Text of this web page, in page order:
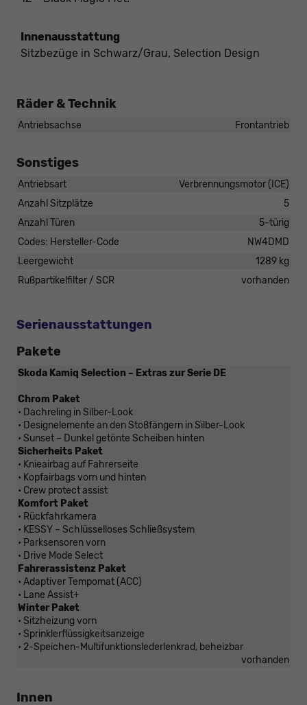
Innenausstattung
Sitzbezüge in Schwarz/Grau, Selection Design
Räder & Technik
Antriebsachse Frontantrieb
Sonstiges
Antriebsart
Verbrennungsmotor (ICE)
Anzahl Sitzplätze
5
Anzahl Türen
5-türig
Codes: Hersteller-Code
NW4DMD
Leergewicht
1289 kg
Rußpartikelfilter / SCR
vorhanden
Serienausstattungen
Pakete
Skoda Kamiq Selection – Extras zur Serie DE
Chrom Paket
• Dachreling in Silber-Look
• Designelemente an den Stoßfängern in Silber-Look
• Sunset – Dunkel getönte Scheiben hinten
Sicherheits Paket
• Knieairbag auf Fahrerseite
• Kopfairbags vorn und hinten
• Crew protect assist
Komfort Paket
• Rückfahrkamera
• KESSY – Schlüsselloses Schließsystem
• Parksensoren vorn
• Drive Mode Select
Fahrerassistenz Paket
• Adaptiver Tempomat (ACC)
• Lane Assist+
Winter Paket
• Sitzheizung vorn
• Sprinklerflüssigkeitsanzeige
• 2-Speichen-Multifunktionslederlenkrad, beheizbar
vorhanden
Innen